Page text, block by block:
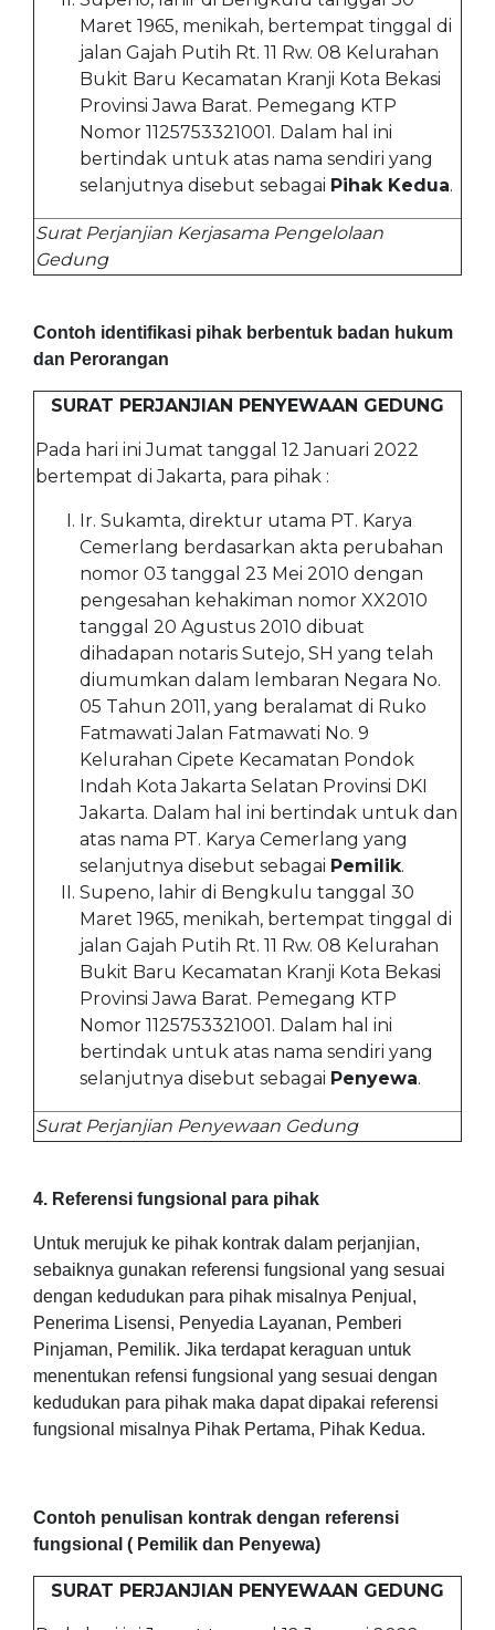
Maret 1965, menikah, bertempat tinggal di
jalan Gajah Putih Rt. 11 Rw. 08 Kelurahan
Bukit Baru Kecamatan Kranji Kota Bekasi
Provinsi Jawa Barat. Pemegang KTP
Nomor 1125753321001. Dalam hal ini
bertindak untuk atas nama sendiri yang
selanjutnya disebut sebagai Pihak Kedua.
Surat Perjanjian Kerjasama Pengelolaan
Gedung
Contoh identifikasi pihak berbentuk badan hukum
dan Perorangan
SURAT PERJANJIAN PENYEWAAN GEDUNG
Pada hari ini Jumat tanggal 12 Januari 2022
bertempat di Jakarta, para pihak :
Ir. Sukamta, direktur utama PT. Karya
Cemerlang berdasarkan akta perubahan
nomor 03 tanggal 23 Mei 2010 dengan
pengesahan kehakiman nomor XX2010
tanggal 20 Agustus 2010 dibuat
dihadapan notaris Sutejo, SH yang telah
diumumkan dalam lembaran Negara No.
05 Tahun 2011, yang beralamat di Ruko
Fatmawati Jalan Fatmawati No. 9
Kelurahan Cipete Kecamatan Pondok
Indah Kota Jakarta Selatan Provinsi DKI
Jakarta. Dalam hal ini bertindak untuk dan
atas nama PT. Karya Cemerlang yang
selanjutnya disebut sebagai Pemilik.
Supeno, lahir di Bengkulu tanggal 30
Maret 1965, menikah, bertempat tinggal di
jalan Gajah Putih Rt. 11 Rw. 08 Kelurahan
Bukit Baru Kecamatan Kranji Kota Bekasi
Provinsi Jawa Barat. Pemegang KTP
Nomor 1125753321001. Dalam hal ini
bertindak untuk atas nama sendiri yang
selanjutnya disebut sebagai Penyewa.
Surat Perjanjian Penyewaan Gedung
4. Referensi fungsional para pihak
Untuk merujuk ke pihak kontrak dalam perjanjian,
sebaiknya gunakan referensi fungsional yang sesuai
dengan kedudukan para pihak misalnya Penjual,
Penerima Lisensi, Penyedia Layanan, Pemberi
Pinjaman, Pemilik. Jika terdapat keraguan untuk
menentukan refensi fungsional yang sesuai dengan
kedudukan para pihak maka dapat dipakai referensi
fungsional misalnya Pihak Pertama, Pihak Kedua.
Contoh penulisan kontrak dengan referensi
fungsional ( Pemilik dan Penyewa)
SURAT PERJANJIAN PENYEWAAN GEDUNG